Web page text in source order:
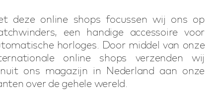
deze online shops focussen wij ons op
een handige accessoire voor
horloges. Door middel van onze
online shops verzenden wij
ons magazijn in Nederland aan onze
over de gehele wereld.